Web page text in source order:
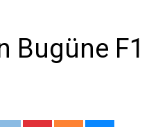
Bugüne